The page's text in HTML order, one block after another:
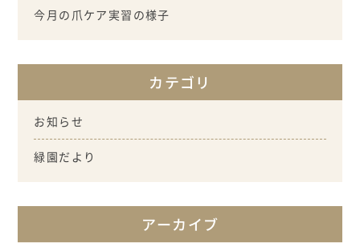
今月の爪ケア実習の様子
カテゴリ
お知らせ
緑園だより
アーカイブ